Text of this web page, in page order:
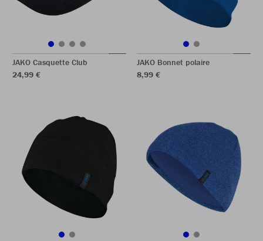
JAKO Casquette Club
24,99 €
JAKO Bonnet polaire
8,99 €